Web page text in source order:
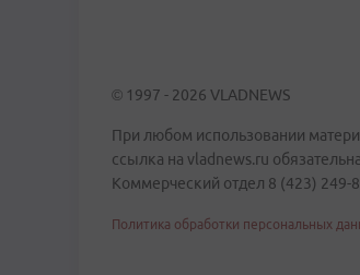
© 1997 - 2026 VLADNEWS
При любом использовании
ссылка на vladnews.ru
Коммерческий отдел 8 (423) 249-
Политика обработки персональных